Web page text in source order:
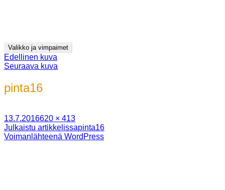
Valikko ja vimpaimet
Edellinen kuva
Seuraava kuva
pinta16
Julkaistu
13.7.2016Täysikokoinen
620 × 413
Artikkelien
selaus
Julkaistu artikkelissapinta16
Voimanlähteenä WordPress